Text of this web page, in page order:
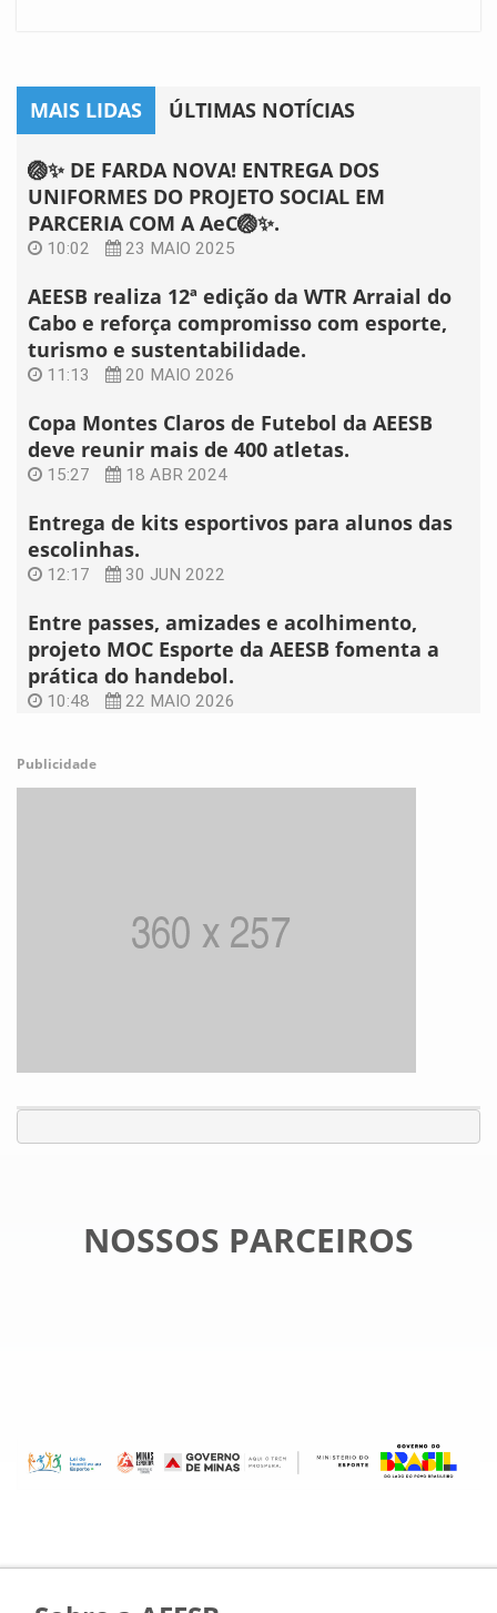
MAIS LIDAS ÚLTIMAS NOTÍCIAS
🏐✨ DE FARDA NOVA! ENTREGA DOS
UNIFORMES DO PROJETO SOCIAL EM
PARCERIA COM A AeC🏐✨.
10:02 23 MAIO 2025
AEESB realiza 12ª edição da WTR Arraial do
Cabo e reforça compromisso com esporte,
turismo e sustentabilidade.
11:13 20 MAIO 2026
Copa Montes Claros de Futebol da AEESB
deve reunir mais de 400 atletas.
15:27 18 ABR 2024
Entrega de kits esportivos para alunos das
escolinhas.
12:17 30 JUN 2022
Entre passes, amizades e acolhimento,
projeto MOC Esporte da AEESB fomenta a
prática do handebol.
10:48 22 MAIO 2026
Publicidade
NOSSOS PARCEIROS